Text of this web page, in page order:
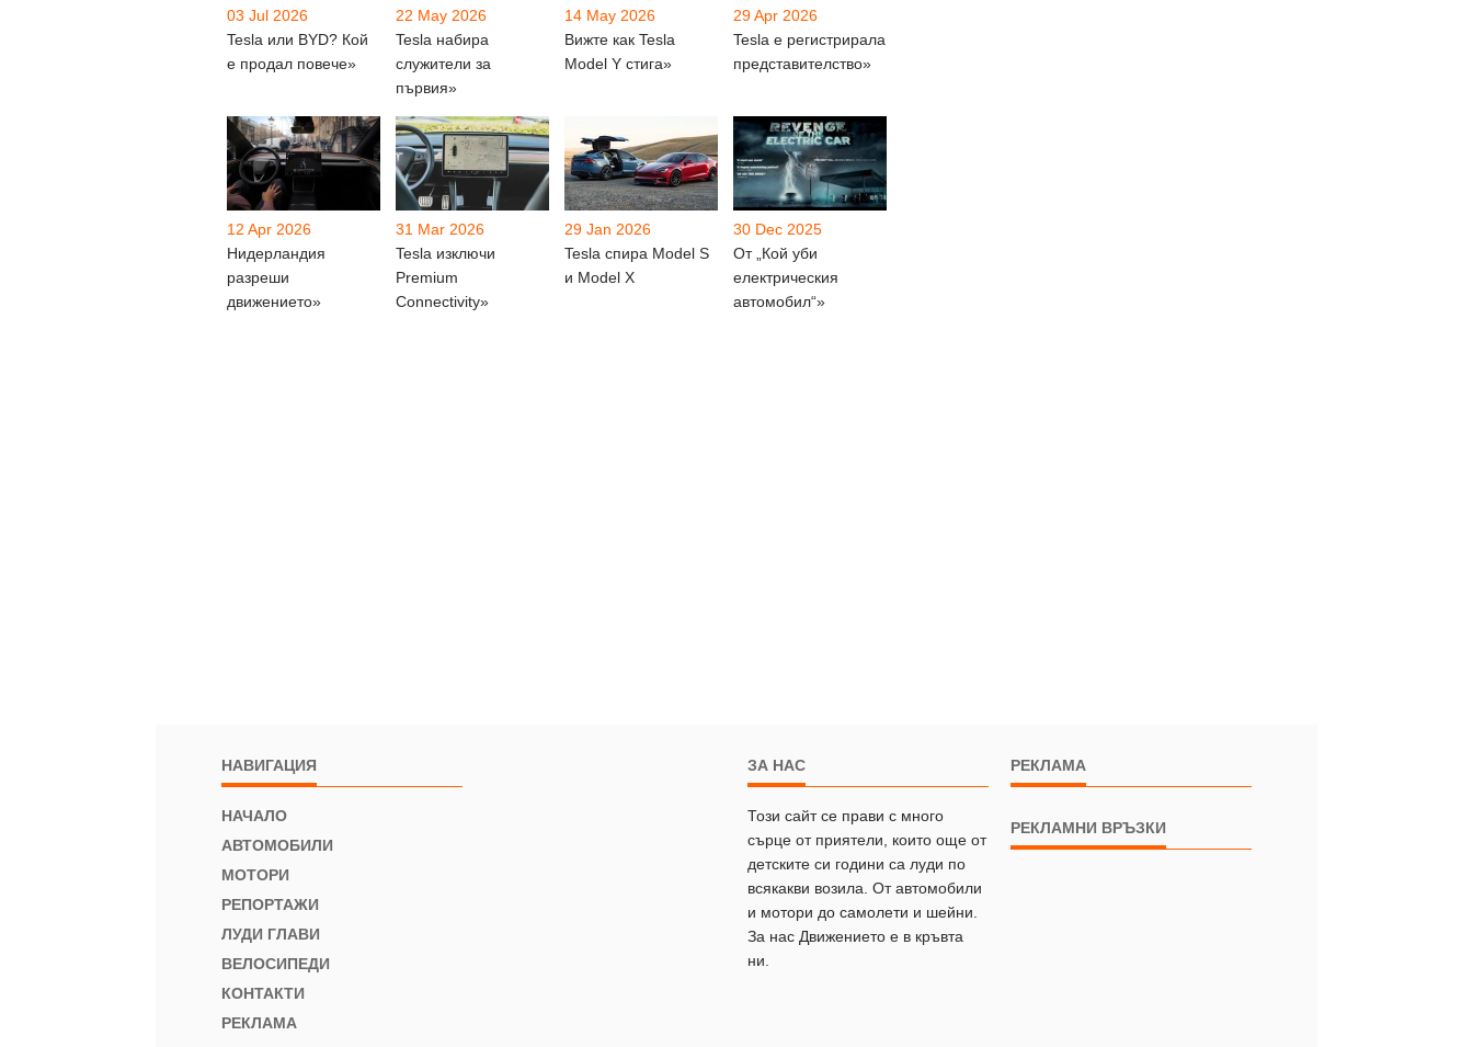
03 Jul 2026
Tesla или BYD? Кой
е продал повече»
22 May 2026
Tesla набира
служители за
първия»
14 May 2026
Вижте как Tesla
Model Y стига»
29 Apr 2026
Tesla е регистрирала
представителство»
12 Apr 2026
Нидерландия
разреши
движението»
31 Mar 2026
Tesla изключи
Premium
Connectivity»
29 Jan 2026
Tesla спира Model S
и Model X
30 Dec 2025
От „Кой уби
електрическия
автомобил“»
НАВИГАЦИЯ
НАЧАЛО
АВТОМОБИЛИ
МОТОРИ
РЕПОРТАЖИ
ЛУДИ ГЛАВИ
ВЕЛОСИПЕДИ
КОНТАКТИ
РЕКЛАМА
ЗА НАС
Този сайт се прави с много
сърце от приятели, които още от
детските си години са луди по
всякакви возила. От автомобили
и мотори до самолети и шейни.
За нас Движението е в кръвта
ни.
РЕКЛАМА
РЕКЛАМНИ ВРЪЗКИ